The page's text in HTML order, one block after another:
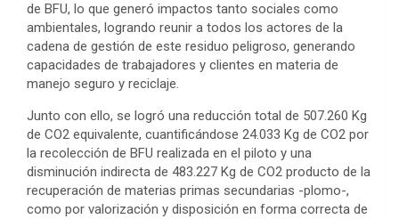
de BFU, lo que generó impactos tanto sociales como
ambientales, logrando reunir a todos los actores de la
cadena de gestión de este residuo peligroso, generando
capacidades de trabajadores y clientes en materia de
manejo seguro y reciclaje.
Junto con ello, se logró una reducción total de 507.260 Kg
de CO2 equivalente, cuantificándose 24.033 Kg de CO2 por
la recolección de BFU realizada en el piloto y una
disminución indirecta de 483.227 Kg de CO2 producto de la
recuperación de materias primas secundarias -plomo-,
como por valorización y disposición en forma correcta de